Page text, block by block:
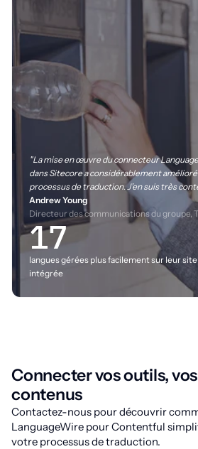
"La mise en œuvre du connecteur
dans Sitecore a considérablement
processus de traduction. J’en suis très
Andrew Young
Directeur des communications du groupe,
17
langues gérées plus facilement sur leur
intégrée
Connecter vos outils,
contenus
Contactez-nous pour découvrir
LanguageWire pour Contentful
votre processus de traduction.